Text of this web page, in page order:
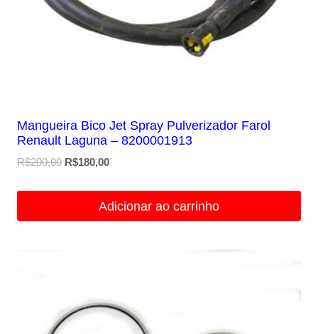
Mangueira Bico Jet Spray Pulverizador Farol
Renault Laguna – 8200001913
R$200,00 O
R$180,00O
é:
Adicionar ao carrinho